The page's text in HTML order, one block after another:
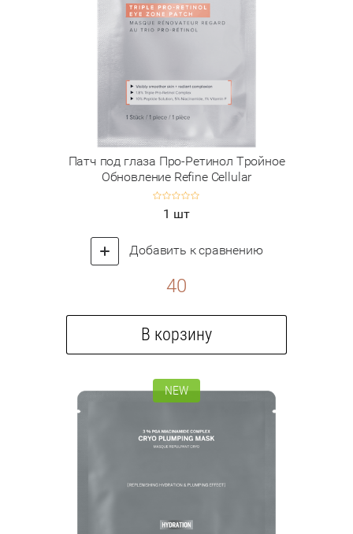
Патч под глаза Про-Ретинол Тройное
Обновление Refine Cellular
1 шт
Добавить к сравнению
40
В корзину
NEW